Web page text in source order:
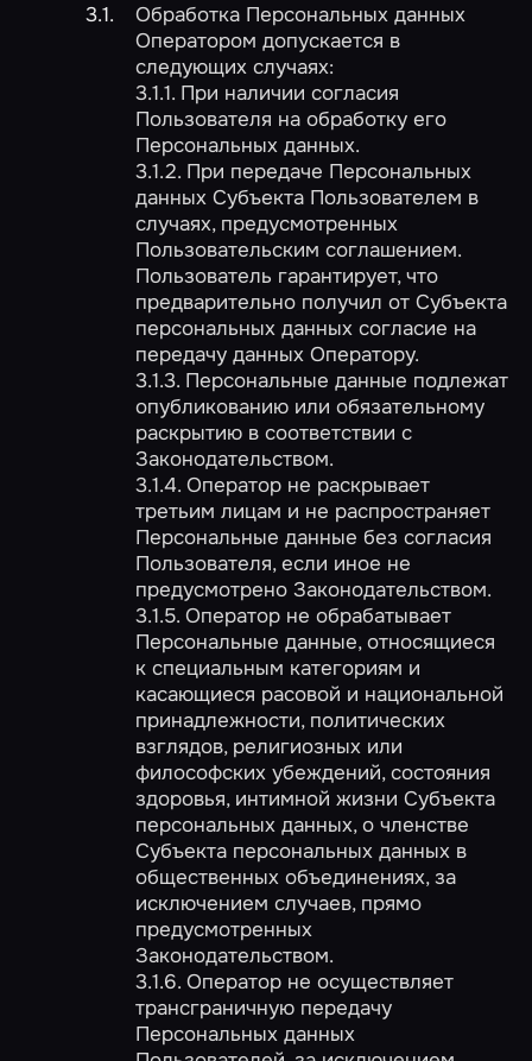
Обработка Персональных данных
Оператором допускается в
следующих случаях:
3.1.1. При наличии согласия
Пользователя на обработку его
Персональных данных.
3.1.2. При передаче Персональных
данных Субъекта Пользователем в
случаях, предусмотренных
Пользовательским соглашением.
Пользователь гарантирует, что
предварительно получил от Субъекта
персональных данных согласие на
передачу данных Оператору.
3.1.3. Персональные данные подлежат
опубликованию или обязательному
раскрытию в соответствии с
Законодательством.
3.1.4. Оператор не раскрывает
третьим лицам и не распространяет
Персональные данные без согласия
Пользователя, если иное не
предусмотрено Законодательством.
3.1.5. Оператор не обрабатывает
Персональные данные, относящиеся
к специальным категориям и
касающиеся расовой и национальной
принадлежности, политических
взглядов, религиозных или
философских убеждений, состояния
здоровья, интимной жизни Субъекта
персональных данных, о членстве
Субъекта персональных данных в
общественных объединениях, за
исключением случаев, прямо
предусмотренных
Законодательством.
3.1.6. Оператор не осуществляет
трансграничную передачу
Персональных данных